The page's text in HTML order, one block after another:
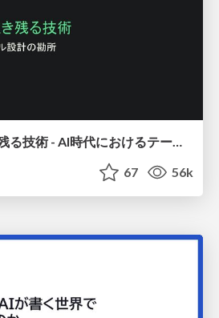
DBのスキルで生き残る技術 - AI時代におけるテーブル設計の勘所
67 56k